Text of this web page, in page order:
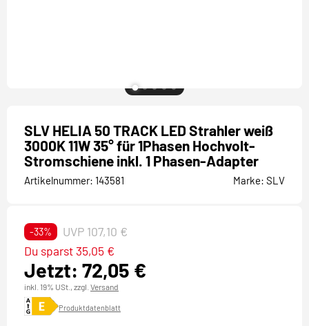
SLV HELIA 50 TRACK LED Strahler weiß
3000K 11W 35° für 1Phasen Hochvolt-
Stromschiene inkl. 1 Phasen-Adapter
Artikelnummer: 143581 Marke: SLV
-33% UVP 107,10 €
Jetzt: 72,05 €
Du sparst 35,05 €
inkl. 19% USt., zzgl. Versand
Produktdatenblatt